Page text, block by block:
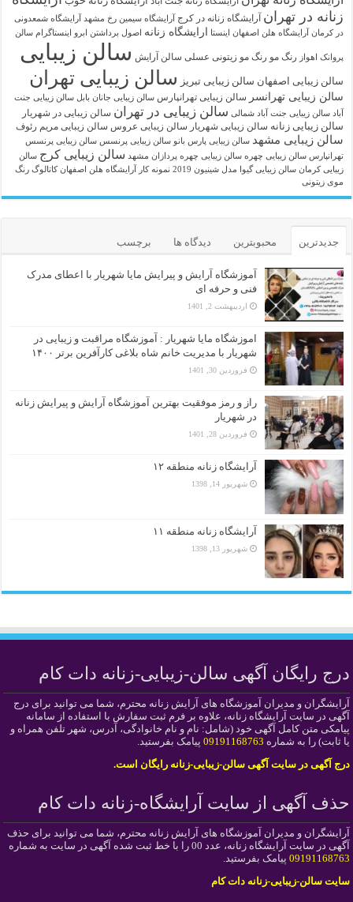
زنانه در تهران آرایشگاه زنانه در کرج آرایشگاه سیمین رخ مشهد
آرایشگاه شمعدونی
در کرمان آرایشگاه هلن اصفهان اینستا ارایشگاه زنانه اصول برداشتن ابرو اینستاگرام سالن
پروانک اهواز رنگ مو رنگ مو زیتونی عسلی سالن آرایش سالن زیبایی
سالن زیبایی اصفهان سالن زیبایی تبریز سالن زیبایی تهران
سالن زیبایی تهرانسر سالن زیبایی تهرانپارس سالن زیبایی جانان بابل سالن زیبایی جنت
آباد سالن زیبایی جنت آباد شمالی سالن زیبایی در تهران سالن زیبایی در شهریار
سالن زیبایی زنانه سالن زیبایی شهریار سالن زیبایی عروس سالن زیبایی مریم رئوف
سالن زیبایی مشهد سالن زیبایی پارس بانو سالن زیبایی پرنسس سالن زیبایی پرنسس
تهرانپارس سالن زیبایی چهره سالن زیبایی چهره پردازان مشهد سالن زیبایی کرج سالن
زیبایی کرمان سالن زیبایی گیوا مدل شینیون 2019 نمونه کار آرایشگاه هلن اصفهان کاتالوگ رنگ
موی زیتونی
جدیدترین محبوبترین دیدگاه ها برچسب
آموزشگاه آرایش و پیرایش مایا شهریار با اعطای مدرک
فنی و حرفه ای
اردیبهشت 2, 1401
اموزشگاه مایا شهریار : آموزشگاه مراقبت و زیبایی در
شهریار با مدیریت خانم شاه بلاغی کارآفرین برتر ۱۴۰۰
فروردین 30, 1401
راز و رمز موفقیت بهترین آموزشگاه آرایش و پیرایش زنانه
در شهریار
فروردین 28, 1401
آرایشگاه زنانه منطقه ۱۲
شهریور 14, 1398
آرایشگاه زنانه منطقه ۱۱
شهریور 13, 1398
درج رایگان آگهی سالن-زیبایی-زنانه دات کام
آرایشگران و مدیران آموزشگاه های آرایش زنانه محترم، شما می توانید برای درج
آگهی در سایت آرایشگاه زنانه، علاوه بر فرم ثبت سفارش با استفاده از سامانه
پیامکی متن کامل آگهی خود (شامل: نام و نام خانوادگی، آدرس، شهر تلفن همراه و
یا ثابت) را به شماره 09191168763 پیامک بفرستید.
درج آگهی در سایت آگهی سالن-زیبایی-زنانه رایگان است.
حذف آگهی از سایت آرایشگاه-زنانه دات کام
آرایشگران و مدیران آموزشگاه های آرایش زنانه محترم، شما می توانید برای حذف
آگهی در سایت آرایشگاه زنانه، عدد 00 را با خط ثبت شده آگهی در سایت به شماره
09191168763 پیامک بفرستید.
سایت سالن-زیبایی-زنانه دات کام